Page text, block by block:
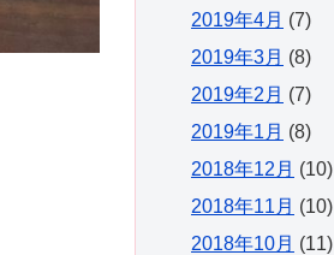
2019年4月 (7)
2019年3月 (8)
2019年2月 (7)
2019年1月 (8)
2018年12月 (10)
2018年11月 (10)
2018年10月 (11)